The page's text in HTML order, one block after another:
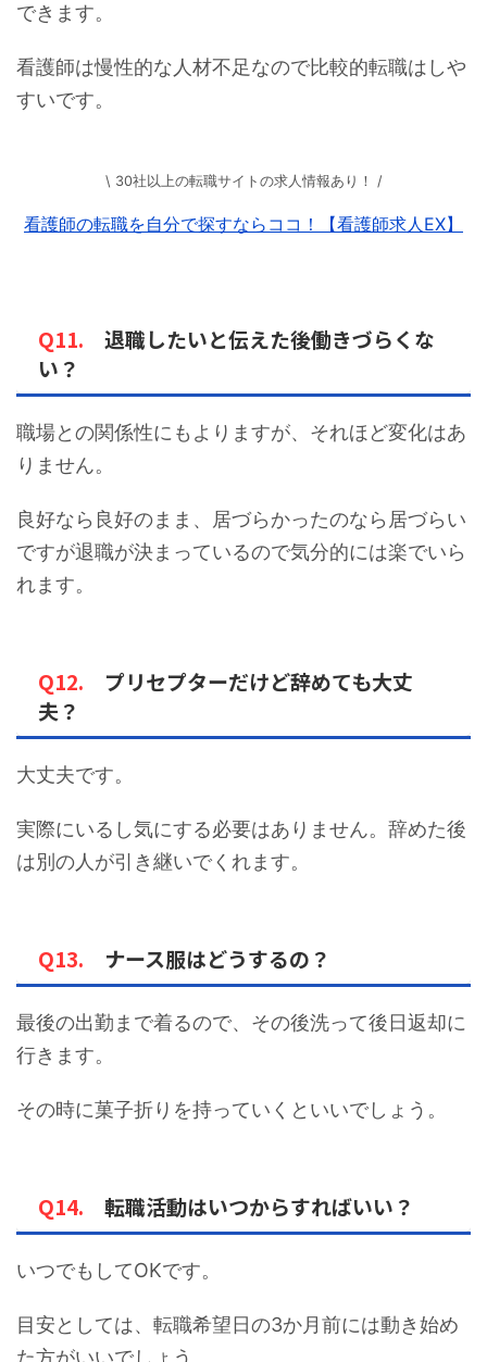
できます。
看護師は慢性的な人材不足なので比較的転職はしや
すいです。
\ 30社以上の転職サイトの求人情報あり！ /
看護師の転職を自分で探すならココ！【看護師求人EX】
Q11. 退職したいと伝えた後働きづらくな
い？
職場との関係性にもよりますが、それほど変化はあ
りません。
良好なら良好のまま、居づらかったのなら居づらい
ですが退職が決まっているので気分的には楽でいら
れます。
Q12. プリセプターだけど辞めても大丈
夫？
大丈夫です。
実際にいるし気にする必要はありません。辞めた後
は別の人が引き継いでくれます。
Q13. ナース服はどうするの？
最後の出勤まで着るので、その後洗って後日返却に
行きます。
その時に菓子折りを持っていくといいでしょう。
Q14. 転職活動はいつからすればいい？
いつでもしてOKです。
目安としては、転職希望日の3か月前には動き始め
た方がいいでしょう。